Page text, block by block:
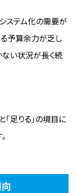
ステム化の需要が
予算余力が乏し
い状況が長く続
「足りる」の境目に